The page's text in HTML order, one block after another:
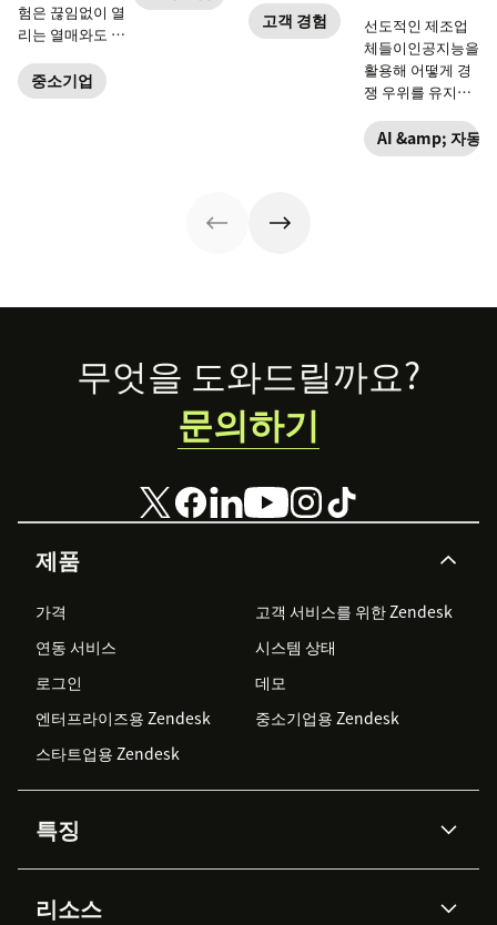
험은 끊임없이 열
리는 열매와도 같
중소기업
고객 경험
선도적인 제조업
체들이인공지능을
활용해 어떻게 경
쟁 우위를 유지하
세요.
AI &amp; 자동화
Footer
제품
가격
고객 서비스를 위한 Zendesk
연동 서비스
시스템 상태
로그인
데모
엔터프라이즈용 Zendesk
중소기업용 Zendesk
스타트업용 Zendesk
특징
Zendesk AI
리소스
무엇을 도와드릴까요?
문의하기